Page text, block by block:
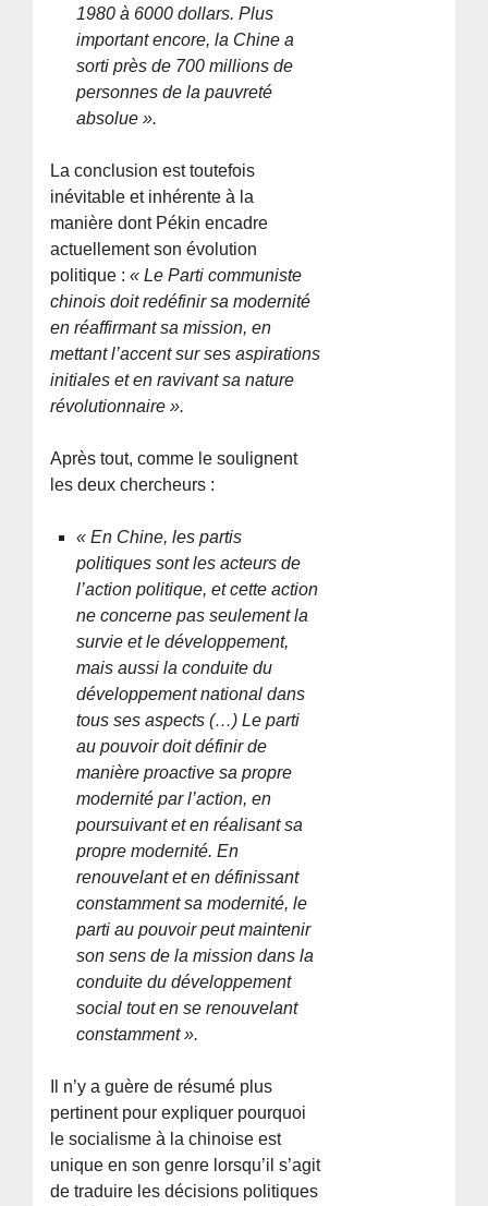
1980 à 6000 dollars. Plus
important encore, la Chine a
sorti près de 700 millions de
personnes de la pauvreté
absolue ».
La conclusion est toutefois
inévitable et inhérente à la
manière dont Pékin encadre
actuellement son évolution
politique :« Le Parti communiste
chinois doit redéfinir sa modernité
en réaffirmant sa mission, en
mettant l’accent sur ses aspirations
initiales et en ravivant sa nature
révolutionnaire ».
Après tout, comme le soulignent
les deux chercheurs :
« En Chine, les partis
politiques sont les acteurs de
l’action politique, et cette action
ne concerne pas seulement la
survie et le développement,
mais aussi la conduite du
développement national dans
tous ses aspects (…) Le parti
au pouvoir doit définir de
manière proactive sa propre
modernité par l’action, en
poursuivant et en réalisant sa
propre modernité. En
renouvelant et en définissant
constamment sa modernité, le
parti au pouvoir peut maintenir
son sens de la mission dans la
conduite du développement
social tout en se renouvelant
constamment ».
Il n’y a guère de résumé plus
pertinent pour expliquer pourquoi
le socialisme à la chinoise est
unique en son genre lorsqu’il s’agit
de traduire les décisions politiques